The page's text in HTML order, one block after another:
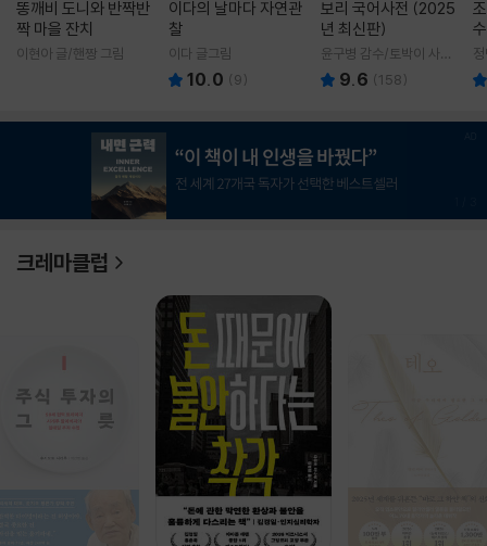
똥깨비 도니와 반짝반
짝 마을 잔치
이현아 글/핸짱 그림
이다의 날마다 자연관
찰
이다 글그림
10.0 (9)
보리 국어사전 (2025
년 최신판)
윤구병 감수/토박이 사전
편찬실 편
9.6 (158)
크레마클럽